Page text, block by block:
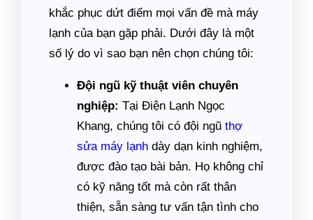
khắc phục dứt điểm mọi vấn đề mà máy
lạnh của bạn gặp phải. Dưới đây là một
số lý do vì sao bạn nên chọn chúng tôi:
Đội ngũ kỹ thuật viên chuyên
nghiệp: Tại Điện Lạnh Ngọc
Khang, chúng tôi có đội ngũ thợ
sửa máy lạnh dày dạn kinh nghiệm,
được đào tạo bài bản. Họ không chỉ
có kỹ năng tốt mà còn rất thân
thiện, sẵn sàng tư vấn tận tình cho